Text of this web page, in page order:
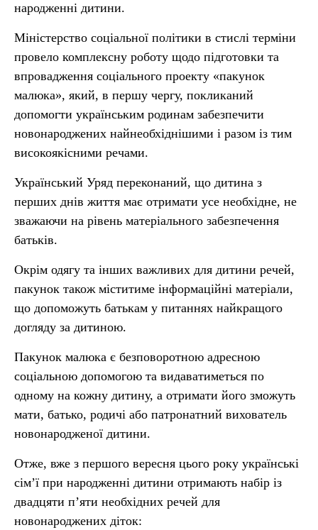
народженні дитини.
Міністерство соціальної політики в стислі терміни
провело комплексну роботу щодо підготовки та
впровадження соціального проекту «пакунок
малюка», який, в першу чергу, покликаний
допомогти українським родинам забезпечити
новонароджених найнеобхіднішими і разом із тим
високоякісними речами.
Український Уряд переконаний, що дитина з
перших днів життя має отримати усе необхідне, не
зважаючи на рівень матеріального забезпечення
батьків.
Окрім одягу та інших важливих для дитини речей,
пакунок також міститиме інформаційні матеріали,
що допоможуть батькам у питаннях найкращого
догляду за дитиною.
Пакунок малюка є безповоротною адресною
соціальною допомогою та видаватиметься по
одному на кожну дитину, а отримати його зможуть
мати, батько, родичі або патронатний вихователь
новонародженої дитини.
Отже, вже з першого вересня цього року українські
сім’ї при народженні дитини отримають набір із
двадцяти п’яти необхідних речей для
новонароджених діток: